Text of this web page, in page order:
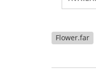
Flower.far